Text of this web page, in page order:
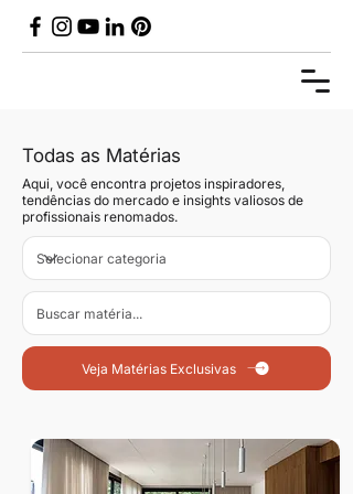
Todas as Matérias
Aqui, você encontra projetos inspiradores,
tendências do mercado e insights valiosos de
profissionais renomados.
Veja Matérias Exclusivas